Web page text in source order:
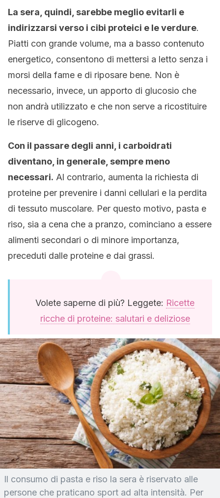
La sera, quindi, sarebbe meglio evitarli e
indirizzarsi verso i cibi proteici e le verdure.
Piatti con grande volume, ma a basso contenuto
energetico, consentono di mettersi a letto senza i
morsi della fame e di riposare bene. Non è
necessario, invece, un apporto di glucosio che
non andrà utilizzato e che non serve a ricostituire
le riserve di glicogeno.
Con il passare degli anni, i carboidrati
diventano, in generale, sempre meno
necessari. Al contrario, aumenta la richiesta di
proteine per prevenire i danni cellulari e la perdita
di tessuto muscolare. Per questo motivo, pasta e
riso, sia a cena che a pranzo, cominciano a essere
alimenti secondari o di minore importanza,
preceduti dalle proteine e dai grassi.
Volete saperne di più? Leggete: Ricette
ricche di proteine: salutari e deliziose
Il consumo di pasta e riso la sera è riservato alle
persone che praticano sport ad alta intensità. Per